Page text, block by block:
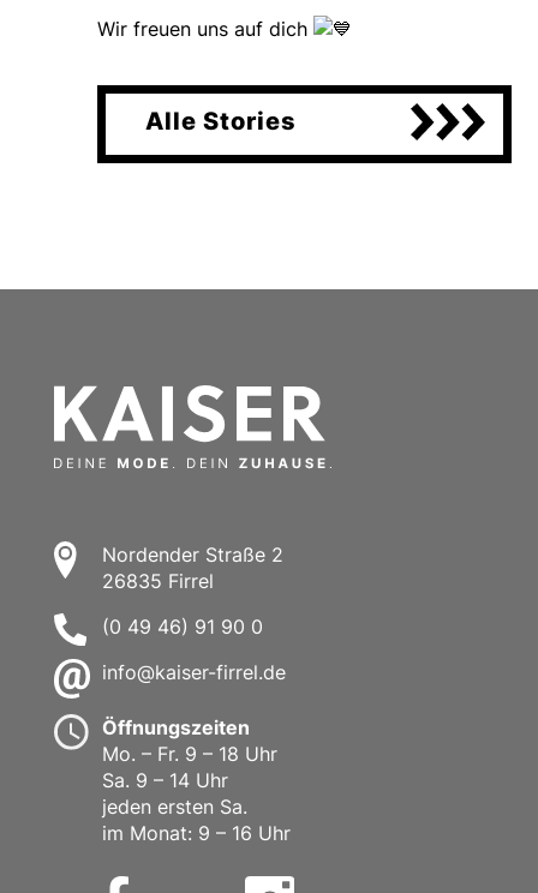
Wir freuen uns auf dich
Alle Stories
Nordender Straße 2
26835 Firrel
(0 49 46) 91 90 0
info@kaiser-firrel.de
Öffnungszeiten
Mo. – Fr. 9 – 18 Uhr
Sa. 9 – 14 Uhr
jeden ersten Sa.
im Monat: 9 – 16 Uhr